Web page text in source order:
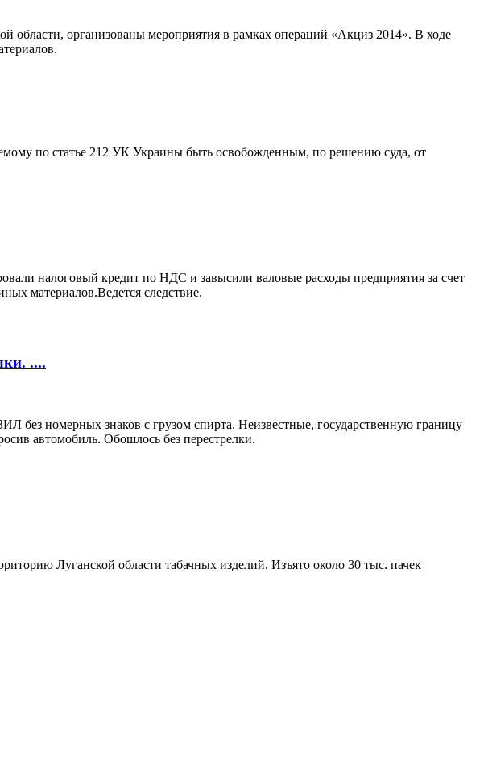
области, организованы мероприятия в рамках операций «Акциз 2014». В ходе
по статье 212 УК Украины быть освобожденным, по решению суда, от
налоговый кредит по НДС и завысили валовые расходы предприятия за счет
материалов.Ведется следствие.
....
без номерных знаков с грузом спирта. Неизвестные, государственную границу
автомобиль. Обошлось без перестрелки.
Луганской области табачных изделий. Изъято около 30 тыс. пачек